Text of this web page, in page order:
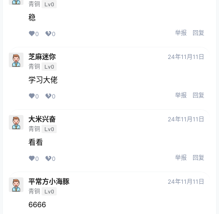
青铜 Lv0
稳
0 0 举报 回复
芝麻迷你
青铜 Lv0
24年11月11日
学习大佬
0 0 举报 回复
大米兴奋
青铜 Lv0
24年11月11日
看看
0 0 举报 回复
平常方小海豚
青铜 Lv0
24年11月11日
6666